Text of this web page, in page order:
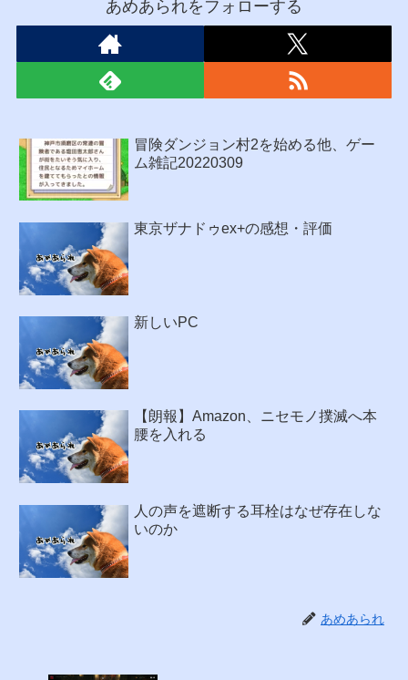
あめあられをフォローする
冒険ダンジョン村2を始める他、ゲー
ム雑記20220309
東京ザナドゥex+の感想・評価
新しいPC
【朗報】Amazon、ニセモノ撲滅へ本
腰を入れる
人の声を遮断する耳栓はなぜ存在しな
いのか
あめあられ